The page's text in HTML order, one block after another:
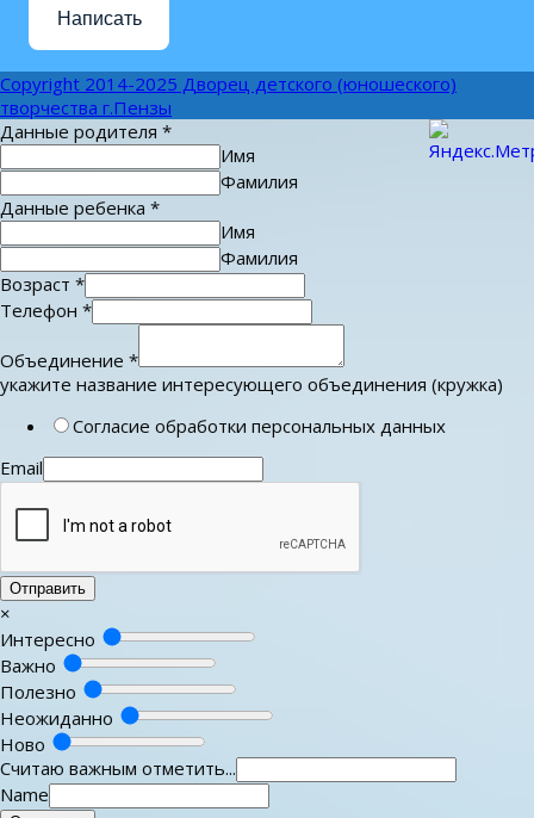
Написать
Copyright 2014-2025 Дворец детского (юношеского)
творчества г.Пензы
Данные родителя *
Имя
Фамилия
Данные ребенка *
Имя
Фамилия
Возраст *
Телефон *
Объединение *
укажите название интересующего объединения (кружка)
Согласие обработки персональных данных
Email
Отправить
×
Интересно
Важно
Полезно
Неожиданно
Ново
Считаю важным отметить...
Name